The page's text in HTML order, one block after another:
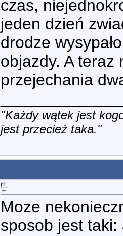
czas,
jeden dzień
drodze
objazdy. A teraz
przejechania
"Każdy wątek jest
jest przecież taka."
Moze
sposob jest